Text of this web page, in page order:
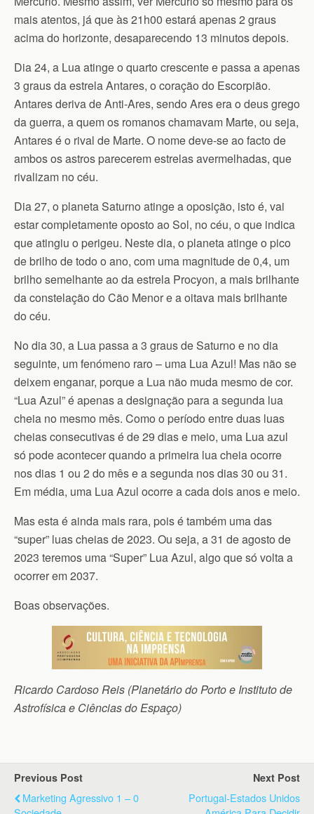
mais atentos, já que às 21h00 estará apenas 2 graus
acima do horizonte, desaparecendo 13 minutos depois.
Dia 24, a Lua atinge o quarto crescente e passa a apenas
3 graus da estrela Antares, o coração do Escorpião.
Antares deriva de Anti-Ares, sendo Ares era o deus grego
da guerra, a quem os romanos chamavam Marte, ou seja,
Antares é o rival de Marte. O nome deve-se ao facto de
ambos os astros parecerem estrelas avermelhadas, que
rivalizam no céu.
Dia 27, o planeta Saturno atinge a oposição, isto é, vai
estar completamente oposto ao Sol, no céu, o que indica
que atingiu o perigeu. Neste dia, o planeta atinge o pico
de brilho de todo o ano, com uma magnitude de 0,4, um
brilho semelhante ao da estrela Procyon, a mais brilhante
da constelação do Cão Menor e a oitava mais brilhante
do céu.
No dia 30, a Lua passa a 3 graus de Saturno e no dia
seguinte, um fenómeno raro – uma Lua Azul! Mas não se
deixem enganar, porque a Lua não muda mesmo de cor.
“Lua Azul” é apenas a designação para a segunda lua
cheia no mesmo mês. Como o período entre duas luas
cheias consecutivas é de 29 dias e meio, uma Lua azul
só pode acontecer quando a primeira lua cheia ocorre
nos dias 1 ou 2 do mês e a segunda nos dias 30 ou 31.
Em média, uma Lua Azul ocorre a cada dois anos e meio.
Mas esta é ainda mais rara, pois é também uma das
“super” luas cheias de 2023. Ou seja, a 31 de agosto de
2023 teremos uma “Super” Lua Azul, algo que só volta a
ocorrer em 2037.
Boas observações.
Ricardo Cardoso Reis (Planetário do Porto e Instituto de
Astrofísica e Ciências do Espaço)
Previous Post
Marketing Agressivo 1 – 0
Next Post
Portugal-Estados Unidos